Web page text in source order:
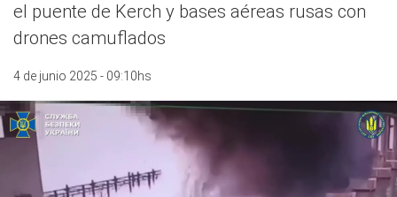
el puente de Kerch y bases aéreas rusas con
drones camuflados
4 de junio 2025 - 09:10hs